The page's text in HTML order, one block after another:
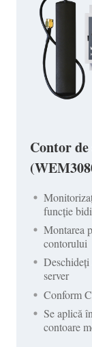
Contor
funcție
Montarea
contorului
server
Conform
Se aplică
contoare